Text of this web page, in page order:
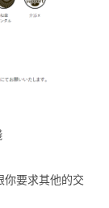
你要求其他的交